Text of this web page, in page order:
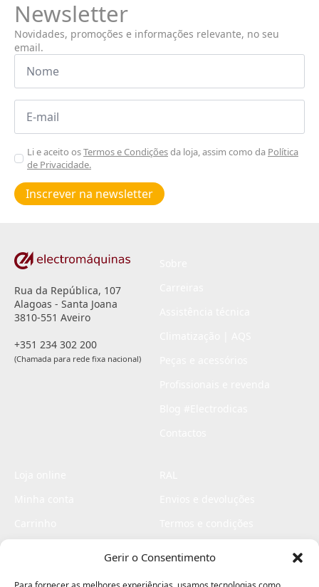
Gerir o Consentimento
Newsletter
Novidades, promoções e informações relevante, no seu
email.
Nome
Email
Aceitar
Poiticas
de
privacidade
Li e aceito osTermos e Condiçõesda loja, assim como da Política
de Privacidade.
Inscrever na newsletter
Rua da República, 107
Alagoas - Santa Joana
3810-551 Aveiro
+351 234 302 200
(Chamada para rede fixa nacional)